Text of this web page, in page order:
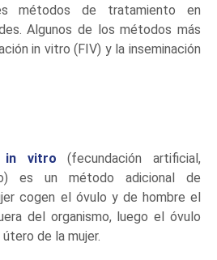
métodos de tratamiento en
Algunos de los métodos más
in vitro (FIV) y la inseminación
in vitro (fecundación artificial,
es un método adicional de
cogen el óvulo y de hombre el
del organismo, luego el óvulo
de la mujer.